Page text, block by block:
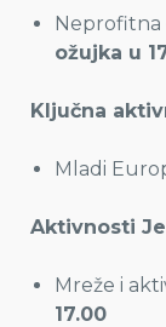
Neprofitna
ožujka u
Ključna
Mladi
Aktivnosti
Mreže i
17.00